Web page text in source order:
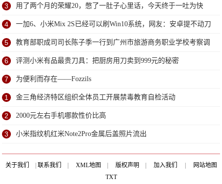
3 用了两个月的荣耀20，憋了一肚子心里话，今天终于一吐为快
4 一加6、小米Mix 2S已经可以刷Win10系统，网友：安卓提不动刀
了？
5 教育部职成司司长陈子季一行到广州市旅游商务职业学校考察调
研
6 评测小米有品最贵刀具：把厨房用刀卖到999元的秘密
7 为便利而存在——Fozzils
1 金三角经济特区组织全体员工开展禁毒教育自检活动
2 2000元左右手机哪款性价比高
3 小米指纹机红米Note2Pro金属后盖照片流出
关于我们 联系我们 XML地图 版权声明 加入我们
网站地图
TXT